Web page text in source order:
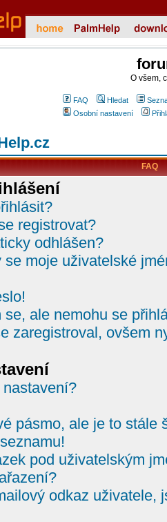
O všem,
FAQ Hledat
Osobní nastavení
FAQ
registrovat?
odhlášen?
moje uživatelské
ale nemohu se
zaregistroval, ovšem
pásmo, ale je to stále
pod uživatelským
odkaz uživatele,